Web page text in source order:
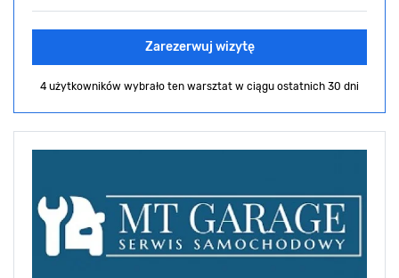
Zarezerwuj wizytę
4 użytkowników wybrało ten warsztat w ciągu ostatnich 30 dni